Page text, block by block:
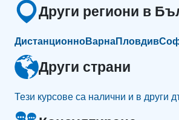
Други региони в
ДистанционноВарнаПловдив
Други страни
Тези курсове са налични и в други